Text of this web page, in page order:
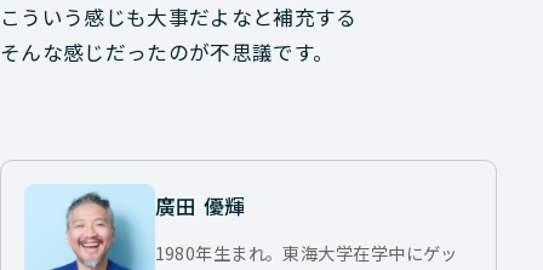
こういう感じも大事だよなと補充する
そんな感じだったのが不思議です。
廣田 優輝
1980年生まれ。東海大学在学中にゲッ